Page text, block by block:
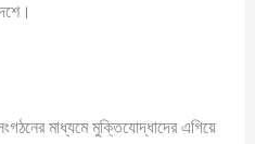
মাধ্যমে মুক্তিযোদ্ধাদের এগিয়ে